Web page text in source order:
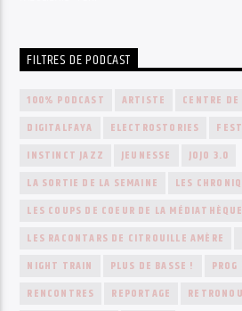
FILTRES DE PODCAST
100% PODCAST ARTISTE CENTRE
DIGITALFAYA
ELECTROSTORIES
INSTINCT JAZZ
JEUNESSE
JOJO 3.0
LA SORTIE DE LA SEMAINE
LES
LES COUPS DE COEUR DE LA MÉDIATHÈQUE
LES RACONTARS DE CITROUILLE AMÈRE
NIGHT TRAIN
PLUS DE BASSE !
RENCONTRES
REPORTAGE